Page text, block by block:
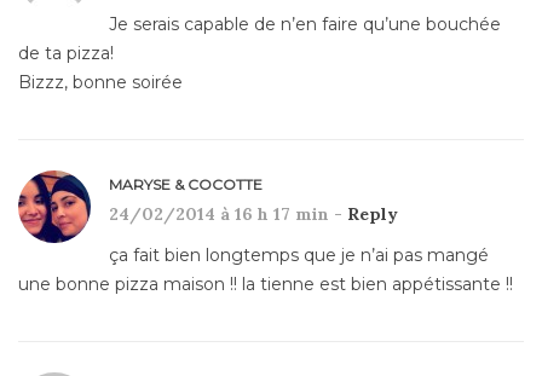
Je serais capable de n’en faire qu’une bouchée
de ta pizza!
Bizzz, bonne soirée
MARYSE & COCOTTE
24/02/2014 à 16 h 17 min - Reply
ça fait bien longtemps que je n’ai pas mangé
une bonne pizza maison !! la tienne est bien appétissante !!